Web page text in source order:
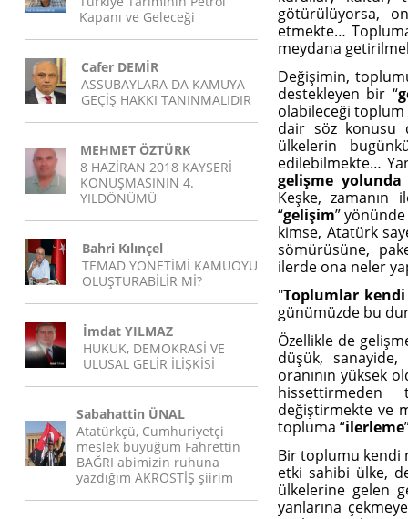
Kapanı ve Geleceği
Cafer DEMİR
ASSUBAYLARA DA KAMUYA
GEÇİŞ HAKKI TANINMALIDIR
MEHMET ÖZTÜRK
8 HAZİRAN 2018 KAYSERİ
KONUŞMASININ 4.
YILDÖNÜMÜ
Bahri Kılınçel
TEMAD YÖNETİMİ KAMUOYU
OLUŞTURABİLİR Mİ?
İmdat YILMAZ
HUKUK, DEMOKRASİ VE
ULUSAL GELİR İLİŞKİSİ
Sabahattin ÜNAL
Atatürkçü, Cumhuriyetçi
meslek büyüğüm Fahrettin
BAĞRI abimizin ruhuna
yazdığım AKROSTİŞ şiirim
götürülüyorsa,
etmekte…
meydana
Değişimin,
destekleyen bir “
olabileceği
dair söz konusu
ülkelerin
edilebilmekte…
gelişme
Keşke, zamanın
“gelişim”
kimse, Atatürk
sömürüsüne,
ilerde ona neler
"Toplumlar
günümüzde bu
Özellikle de
düşük, sanayide,
oranının yüksek
hissettirmeden
değiştirmekte ve
topluma “ilerleme
Bir toplumu kendi
etki sahibi ülke,
ülkelerine gelen
yanlarına